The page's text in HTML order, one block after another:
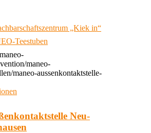
„Kiek in“
Teestuben
maneo-
maneo-aussenkontaktstelle-
Neu-